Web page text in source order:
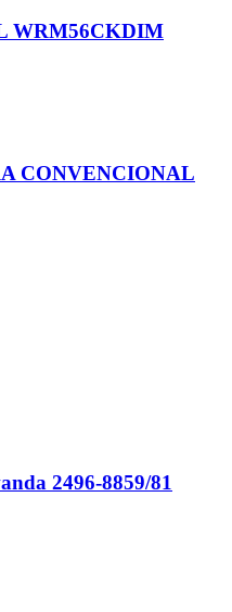
WRM56CKDIM
CONVENCIONAL
2496-8859/81